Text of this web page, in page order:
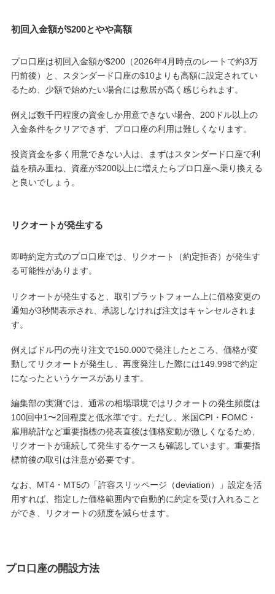
初回入金額が$200とやや高額
プロ口座は初回入金額が$200（2026年4月時点のレートで約3万
円前後）と、スタンダード口座の$10よりも高額に設定されてい
るため、少額で始めたい場合には敷居が高く感じられます。
例えば数千円程度の資金しか用意できない場合、200ドル以上の
入金条件をクリアできず、プロ口座の利用は難しくなります。
投資資金を多く用意できない人は、まずはスタンダード口座で利
益を積み重ね、資産が$200以上に増えたらプロ口座へ乗り換える
と良いでしょう。
リクオートが発生する
即時約定方式のプロ口座では、リクオート（約定拒否）が発生す
る可能性があります。
リクオートが発生すると、取引プラットフォーム上に価格変更の
通知が3秒間表示され、承認しなければ注文はキャンセルされま
す。
例えばドル円の売り注文で150.000で発注したところ、価格が変
動してリクオートが発生し、再度発注した際には149.998で約定
になったというケースがあります。
編集部の実測では、通常の相場環境ではリクオートの発生頻度は
100回中1〜2回程度と低水準です。ただし、米国CPI・FOMC・
雇用統計など重要指標の発表直後は価格変動が激しくなるため、
リクオートが連続して発生するケースも確認しています。重要指
標前後の取引は注意が必要です。
なお、MT4・MT5の「許容スリッページ（deviation）」設定を活
用すれば、指定した価格範囲内で自動的に約定を受け入れること
ができ、リクオートの頻度を減らせます。
プロ口座の開設方法